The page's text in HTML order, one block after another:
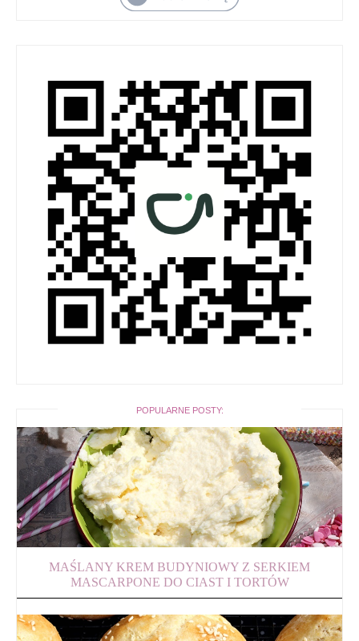
POPULARNE POSTY:
MAŚLANY KREM BUDYNIOWY Z SERKIEM
MASCARPONE DO CIAST I TORTÓW